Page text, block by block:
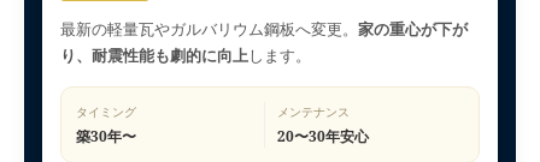
最新の軽量瓦やガルバリウム鋼板へ変更。 家の重心が下が
り、耐震性能も劇的に向上します。
タイミング
築30年〜
メンテナンス
20〜30年安心